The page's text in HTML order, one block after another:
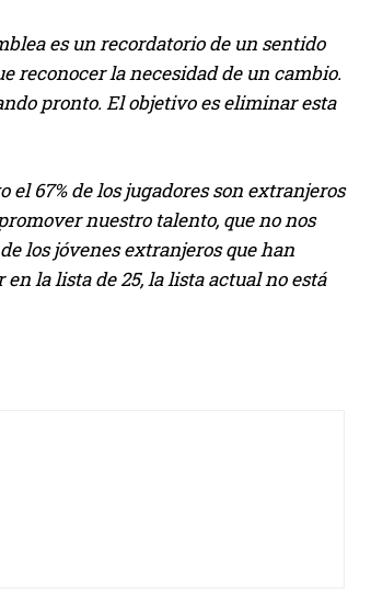
es un recordatorio de un sentido
reconocer la necesidad de un cambio.
pronto. El objetivo es eliminar esta
67% de los jugadores son extranjeros
nuestro talento, que no nos
los jóvenes extranjeros que han
la lista de 25, la lista actual no está